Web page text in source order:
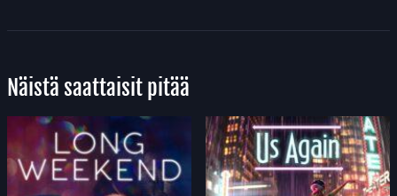
Näistä saattaisit pitää